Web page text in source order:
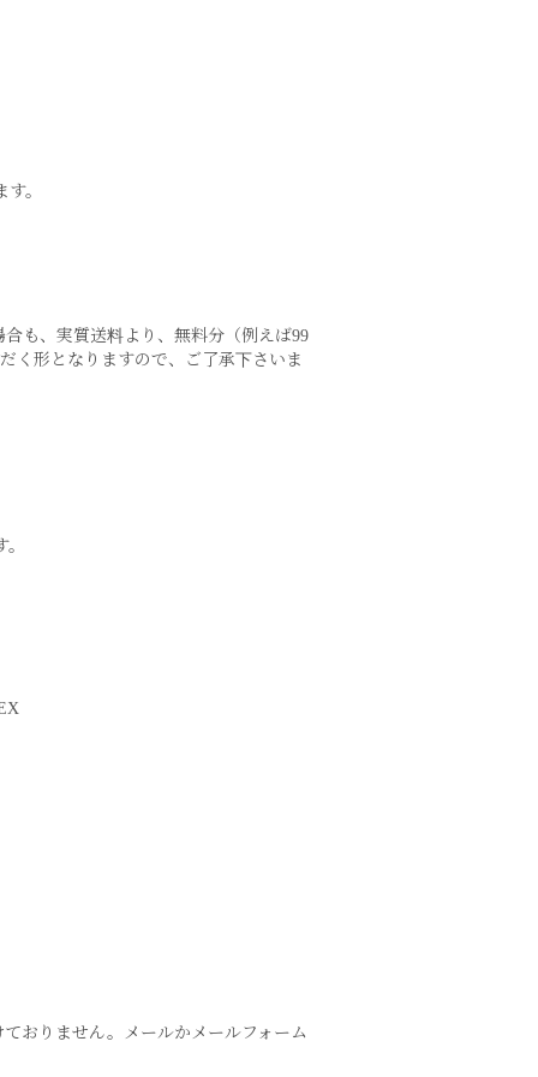
。
も、実質送料より、無料分（例えば99
く形となりますので、ご了承下さいま
おりません。メールかメールフォーム